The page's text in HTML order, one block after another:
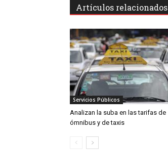
Artículos relacionados
Servicios Públicos
Analizan la suba en las tarifas de
ómnibus y de taxis